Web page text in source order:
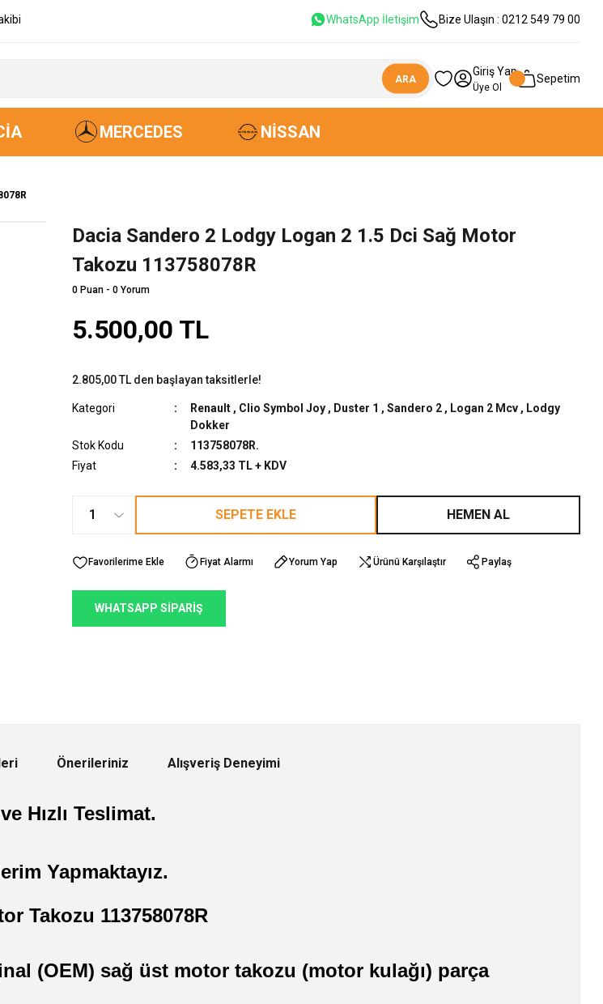
WhatsApp İletişim Bize Ulaşın : 0212 549 79 00
ARA
Giriş Yap
Üye Ol
Sepetim
MERCEDES NISSAN
Dacia Sandero 2 Lodgy Logan 2 1.5 Dci Sağ Motor
Takozu 113758078R
0 Puan - 0 Yorum
5.500,00 TL
2.805,00 TL den başlayan taksitlerle!
Kategori Renault , Clio Symbol Joy , Duster 1 , Sandero 2 , Logan 2 Mcv , Lodgy
Dokker
Stok Kodu
113758078R.
Fiyat
4.583,33 TL + KDV
SEPETE EKLE HEMEN AL
Fiyat Alarmı Yorum Yap Ürünü Karşılaştır Paylaş
WHATSAPP SİPARİŞ
Önerileriniz Alışveriş Deneyimi
Hızlı Teslimat.
Yapmaktayız.
Takozu 113758078R
(OEM) sağ üst motor takozu (motor kulağı) parça